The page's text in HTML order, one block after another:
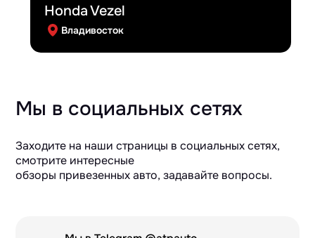
Honda Vezel
Владивосток
Мы в социальных сетях
Заходите на наши страницы в социальных сетях,
смотрите интересные
обзоры привезенных авто, задавайте вопросы.